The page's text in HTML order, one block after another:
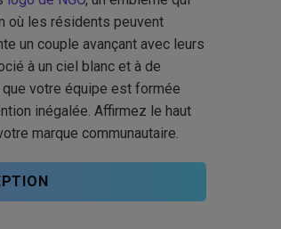
où les résidents peuvent
un couple avançant avec leurs
à un ciel blanc et à de
votre équipe est formée
inégalée. Affirmez le haut
marque communautaire.